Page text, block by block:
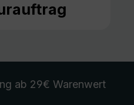
ab 29€ Warenwert